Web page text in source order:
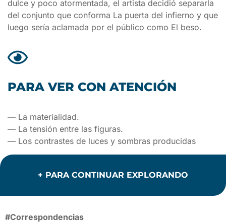
dulce y poco atormentada, el artista decidió separarla
del conjunto que conforma La puerta del infierno y que
luego sería aclamada por el público como El beso.
PARA VER CON ATENCIÓN
— La materialidad.
— La tensión entre las figuras.
— Los contrastes de luces y sombras producidas
+ PARA CONTINUAR EXPLORANDO
#Correspondencias